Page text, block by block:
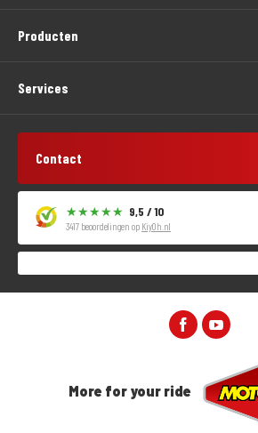
Producten
Services
Contact
9,5 / 10
3417 beoordelingen op KiyOh.nl
More for your ride